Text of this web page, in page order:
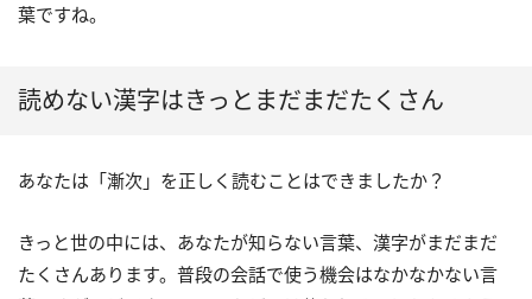
葉ですね。
読めない漢字はきっとまだまだたくさん
あなたは「漸次」を正しく読むことはできましたか？
きっと世の中には、あなたが知らない言葉、漢字がまだまだ
たくさんあります。普段の会話で使う機会はなかなかない言